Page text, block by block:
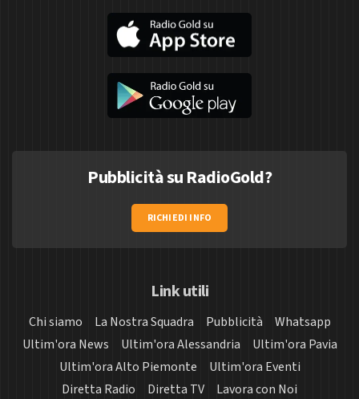
Pubblicità su RadioGold?
RICHIEDI INFO
Link utili
Chi siamo La Nostra Squadra Pubblicità
Whatsapp
Ultim'ora News
Ultim'ora Alessandria
Ultim'ora Pavia
Ultim'ora Alto Piemonte
Ultim'ora Eventi
Diretta Radio
Diretta TV Lavora con Noi